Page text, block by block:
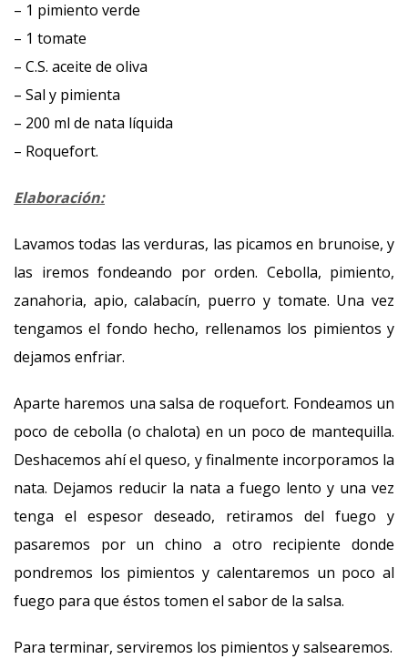
– 1 pimiento verde
– 1 tomate
– C.S. aceite de oliva
– Sal y pimienta
– 200 ml de nata líquida
– Roquefort.
Elaboración:
Lavamos todas las verduras, las picamos en brunoise, y
las iremos fondeando por orden. Cebolla, pimiento,
zanahoria, apio, calabacín, puerro y tomate. Una vez
tengamos el fondo hecho, rellenamos los pimientos y
dejamos enfriar.
Aparte haremos una salsa de roquefort. Fondeamos un
poco de cebolla (o chalota) en un poco de mantequilla.
Deshacemos ahí el queso, y finalmente incorporamos la
nata. Dejamos reducir la nata a fuego lento y una vez
tenga el espesor deseado, retiramos del fuego y
pasaremos por un chino a otro recipiente donde
pondremos los pimientos y calentaremos un poco al
fuego para que éstos tomen el sabor de la salsa.
Para terminar, serviremos los pimientos y salsearemos.